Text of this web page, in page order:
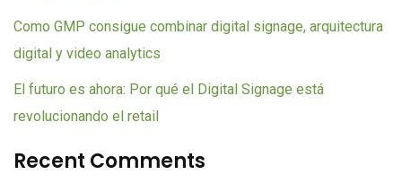
Como GMP consigue combinar digital signage, arquitectura
digital y video analytics
El futuro es ahora: Por qué el Digital Signage está
revolucionando el retail
Recent Comments